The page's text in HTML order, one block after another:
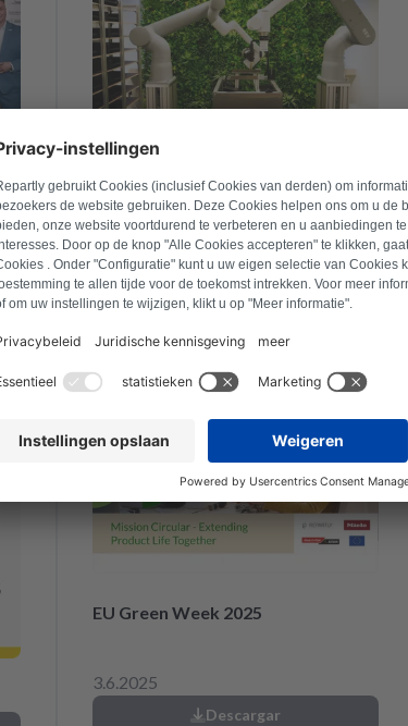
Repartly bringt weiter Bewegung in
den Reparaturmarkt
19.8.2025
Descargar
EU Green Week 2025
3.6.2025
Descargar